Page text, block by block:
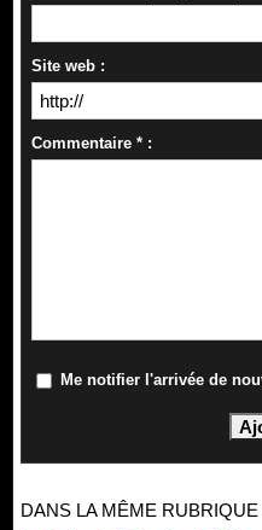
Site web :
Commentaire * :
Me notifier l'arrivée de
DANS LA MÊME RUBRIQUE